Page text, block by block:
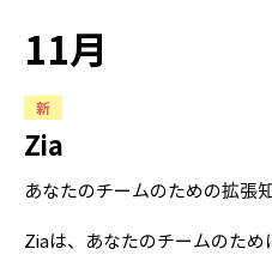
11月
Zia
新
あなたのチームのための拡張
Ziaは、あなたのチームのた